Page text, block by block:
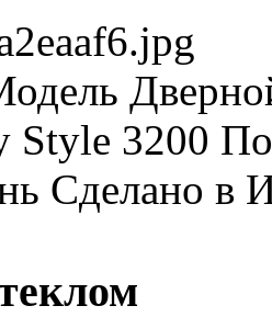
3200
Сделано в